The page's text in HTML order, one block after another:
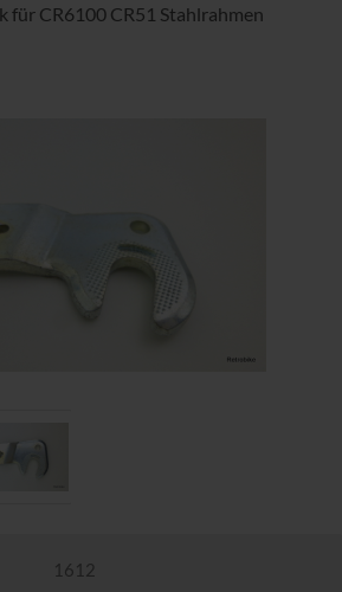
für CR6100 CR51 Stahlrahmen
1612